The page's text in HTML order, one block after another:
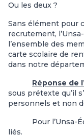
Ou les deux ?
Sans élément pour
recrutement,
l’ensemble des
carte scolaire de
dans notre
Réponse de
sous prétexte qu’il
personnels et non
Pour l’Unsa-
liés.